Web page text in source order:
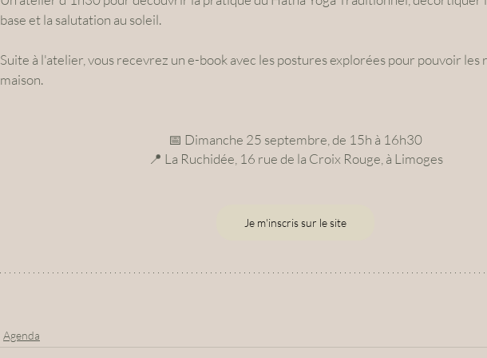
base et la salutation au soleil.
Suite à l'atelier, vous recevrez un e-book avec les postures explorées pour pouvoir les
maison.
📅 Dimanche 25 septembre, de 15h à 16h30
📍 La Ruchidée, 16 rue de la Croix Rouge, à Limoges
Je m'inscris sur le site
Agenda